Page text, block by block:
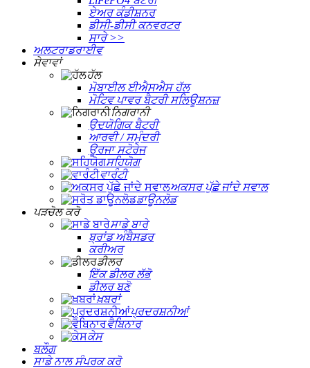
ਏਅਰ ਕੰਡੀਸ਼ਨਰ
ਡੀਸੀ-ਡੀਸੀ ਕਨਵਰਟਰ
ਸਾਰੇ >>
ਅਲਟਰਾਡਰਾਈਵ
ਸੇਵਾਵਾਂ
ਹੱਲ
ਮੋਬਾਈਲ ਈਐਸਐਸ ਹੱਲ
ਮੋਟਿਵ ਪਾਵਰ ਬੈਟਰੀ ਸਲਿਊਸ਼ਨਜ਼
ਨਿਗਰਾਨੀ
ਉਦਯੋਗਿਕ ਬੈਟਰੀ
ਆਰਵੀ / ਸਮੁੰਦਰੀ
ਊਰਜਾ ਸਟੋਰੇਜ
ਸਹਿਯੋਗ
ਵਾਰੰਟੀ
ਅਕਸਰ ਪੁੱਛੇ ਜਾਂਦੇ ਸਵਾਲ
ਡਾਊਨਲੋਡ
ਪੜਚੋਲ ਕਰੋ
ਸਾਡੇ ਬਾਰੇ
ਬ੍ਰਾਂਡ ਅੰਬੈਸਡਰ
ਕਰੀਅਰ
ਡੀਲਰ
ਇੱਕ ਡੀਲਰ ਲੱਭੋ
ਡੀਲਰ ਬਣੋ
ਖ਼ਬਰਾਂ
ਪ੍ਰਦਰਸ਼ਨੀਆਂ
ਵੈਬਿਨਾਰ
ਕੇਸ
ਬਲੌਗ
ਸਾਡੇ ਨਾਲ ਸੰਪਰਕ ਕਰੋ